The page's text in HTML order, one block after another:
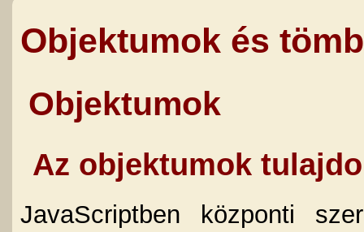
Objektumok és
Objektumok
Az objektumok
JavaScriptben központi